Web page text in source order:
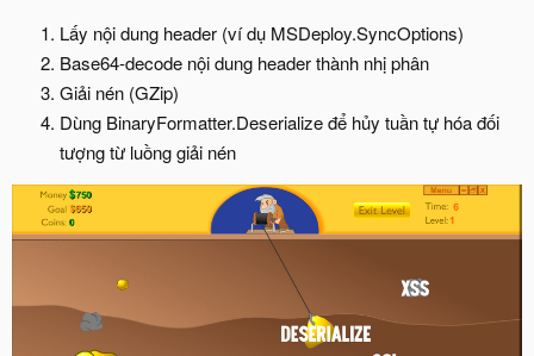
Lấy nội dung header (ví dụ MSDeploy.SyncOptions)
Base64-decode nội dung header thành nhị phân
Giải nén (GZip)
Dùng BinaryFormatter.Deserialize để hủy tuần tự hóa đối
tượng từ luồng giải nén